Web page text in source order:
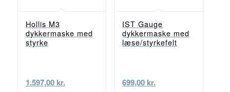
Hollis M3
dykkermaske med
styrke
1.597,00 kr.
IST Gauge
dykkermaske med
læse/styrkefelt
699,00 kr.